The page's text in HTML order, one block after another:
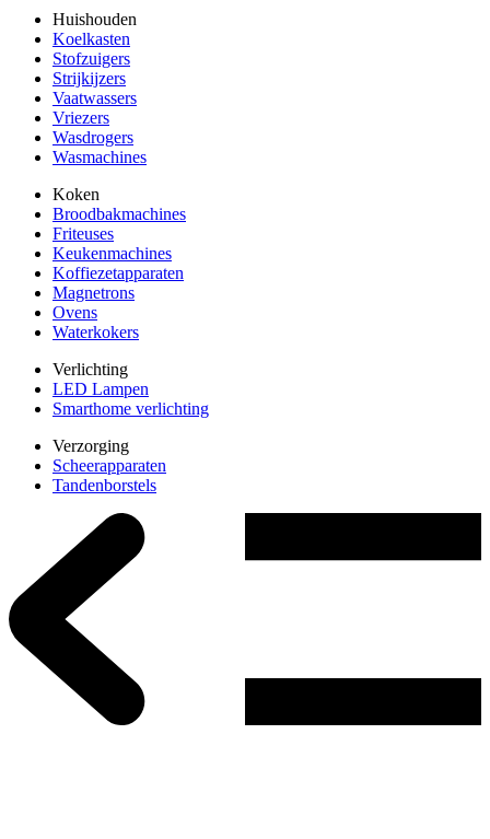
Huishouden
Koelkasten
Stofzuigers
Strijkijzers
Vaatwassers
Vriezers
Wasdrogers
Wasmachines
Koken
Broodbakmachines
Friteuses
Keukenmachines
Koffiezetapparaten
Magnetrons
Ovens
Waterkokers
Verlichting
LED Lampen
Smarthome verlichting
Verzorging
Scheerapparaten
Tandenborstels